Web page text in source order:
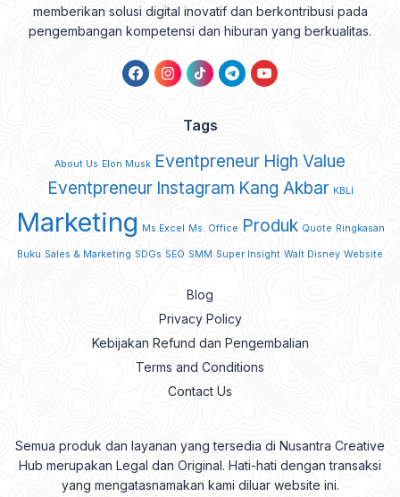
memberikan solusi digital inovatif dan berkontribusi pada
pengembangan kompetensi dan hiburan yang berkualitas.
Tags
About Us Elon Musk Eventpreneur High Value
Eventpreneur Instagram Kang Akbar KBLI
Marketing Ms.Excel Ms. Office Produk Quote Ringkasan
Buku Sales & Marketing SDGs SEO SMM Super Insight Walt Disney Website
Blog
Privacy Policy
Kebijakan Refund dan Pengembalian
Terms and Conditions
Contact Us
Semua produk dan layanan yang tersedia di Nusantra Creative
Hub merupakan Legal dan Original. Hati-hati dengan transaksi
yang mengatasnamakan kami diluar website ini.